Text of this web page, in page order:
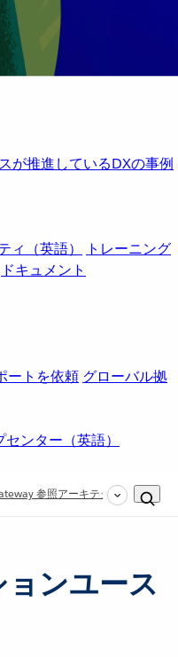
が推進しているDXの事例
ィ（英語）
トレーニング
ドキュメント
ートを依頼 グローバル拠
ンター（英語）
参照アーキテクチャ
ンユース